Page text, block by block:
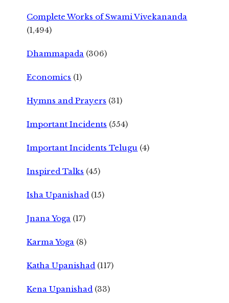
Complete Works of Swami Vivekananda
(1,494)
Dhammapada (306)
Economics (1)
Hymns and Prayers (31)
Important Incidents (554)
Important Incidents Telugu (4)
Inspired Talks (45)
Isha Upanishad (15)
Jnana Yoga (17)
Karma Yoga (8)
Katha Upanishad (117)
Kena Upanishad (33)